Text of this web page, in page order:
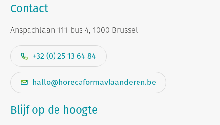
Contact
Anspachlaan 111 bus 4, 1000 Brussel
+32 (0) 25 13 64 84
hallo@horecaformavlaanderen.be
Blijf op de hoogte